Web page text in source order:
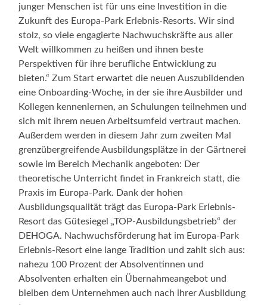
junger Menschen ist für uns eine Investition in die
Zukunft des Europa-Park Erlebnis-Resorts. Wir sind
stolz, so viele engagierte Nachwuchskräfte aus aller
Welt willkommen zu heißen und ihnen beste
Perspektiven für ihre berufliche Entwicklung zu
bieten.“ Zum Start erwartet die neuen Auszubildenden
eine Onboarding-Woche, in der sie ihre Ausbilder und
Kollegen kennenlernen, an Schulungen teilnehmen und
sich mit ihrem neuen Arbeitsumfeld vertraut machen.
Außerdem werden in diesem Jahr zum zweiten Mal
grenzübergreifende Ausbildungsplätze in der Gärtnerei
sowie im Bereich Mechanik angeboten: Der
theoretische Unterricht findet in Frankreich statt, die
Praxis im Europa-Park. Dank der hohen
Ausbildungsqualität trägt das Europa-Park Erlebnis-
Resort das Gütesiegel „TOP-Ausbildungsbetrieb“ der
DEHOGA. Nachwuchsförderung hat im Europa-Park
Erlebnis-Resort eine lange Tradition und zahlt sich aus:
nahezu 100 Prozent der Absolventinnen und
Absolventen erhalten ein Übernahmeangebot und
bleiben dem Unternehmen auch nach ihrer Ausbildung